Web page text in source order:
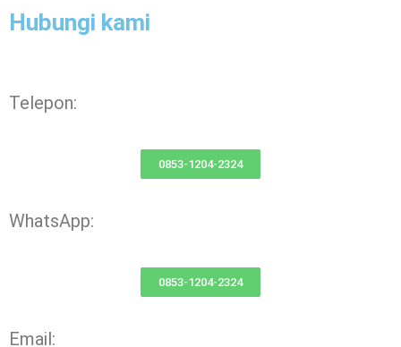
Hubungi kami
Telepon:
0853-1204-2324
WhatsApp:
0853-1204-2324
Email: